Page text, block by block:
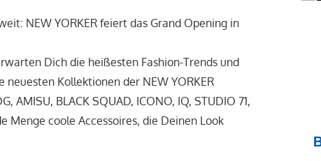
NEW YORKER feiert das Grand Opening in
Dich die heißesten Fashion-Trends und
Kollektionen der NEW YORKER
AMISU, BLACK SQUAD, ICONO, IQ, STUDIO 71,
Menge coole Accessoires, die Deinen Look